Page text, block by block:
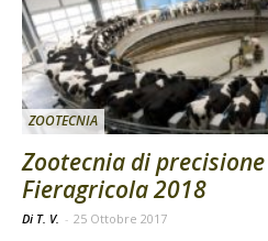
ZOOTECNIA
Zootecnia di
Fieragricola 2018
Di T. V. - 25 Ottobre 2017